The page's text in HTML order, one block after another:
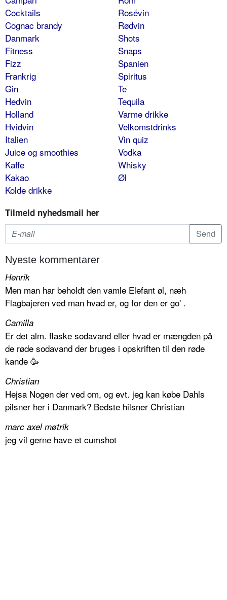
Cocktails
Cognac brandy
Danmark
Fitness
Fizz
Frankrig
Gin
Hedvin
Holland
Hvidvin
Italien
Juice og smoothies
Kaffe
Kakao
Kolde drikke
Rosévin
Rødvin
Shots
Snaps
Spanien
Spiritus
Te
Tequila
Varme drikke
Velkomstdrinks
Vin quiz
Vodka
Whisky
Øl
Tilmeld nyhedsmail her
Nyeste kommentarer
Henrik
Men man har beholdt den vamle Elefant øl, næh
Flagbajeren ved man hvad er, og for den er go' .
Camilla
Er det alm. flaske sodavand eller hvad er mængden på
de røde sodavand der bruges i opskriften til den røde
kande 🥳
Christian
Hejsa Nogen der ved om, og evt. jeg kan købe Dahls
pilsner her i Danmark? Bedste hilsner Christian
marc axel møtrik
jeg vil gerne have et cumshot